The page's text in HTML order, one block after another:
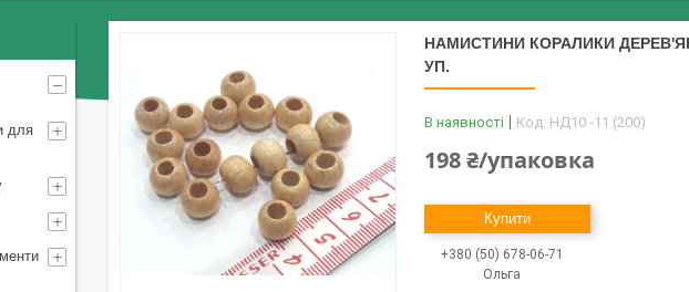
НАМИСТИНИ КОРАЛИКИ
УП.
В наявності Код: НД10 -11 (200)
198 ₴/упаковка
Купити
+380 (50) 678-06-71
Ольга
для